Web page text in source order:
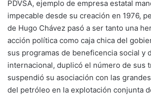
PDVSA, ejemplo de empresa estatal
impecable desde su creación en 1976,
de Hugo Chávez pasó a ser tanto una
acción política como caja chica del
sus programas de beneficencia social y
internacional, duplicó el número de sus
suspendió su asociación con las
del petróleo en la explotación conjunta